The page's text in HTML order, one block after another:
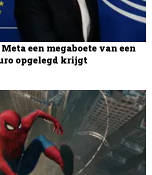
een megaboete van een
opgelegd krijgt